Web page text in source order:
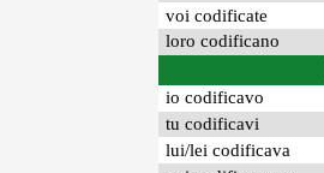
voi codificate
loro codificano
io codificavo
tu codificavi
lui/lei codificava